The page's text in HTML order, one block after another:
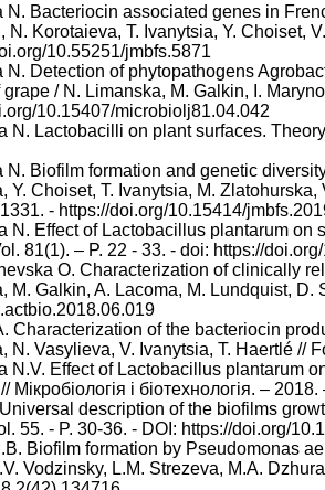
N. Bacteriocin associated genes in
N. Korotaieva, T. Ivanytsia, Y. Choiset,
10.55251/jmbfs.5871
N. Detection of phytopathogens
grape / N. Limanska, M. Galkin, I.
10.15407/microbiolj81.04.042
N. Lactobacilli on plant surfaces.
N. Biofilm formation and genetic
Y. Choiset, T. Ivanytsia, M.
- https://doi.org/10.15414/
N. Effect of Lactobacillus plantarum
81(1). – P. 22 - 33. - doi: https://
O. Characterization of clinically
M. Galkin, A. Lacoma, M. Lundquist,
Characterization of the bacteriocin
N. Vasylieva, V. Ivanytsia, T. Haertlé //
N.V. Effect of Lactobacillus plantarum
Мікробіологія і біотехнологія. –
description of the biofilms
55. - P. 30-36. - DOI: https://doi.org/
Biofilm formation by Pseudomonas
Vodzinsky, L.М. Strezeva, М.А.